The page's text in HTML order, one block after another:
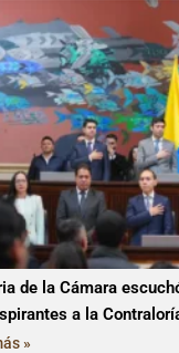
de la Cámara
a la
»